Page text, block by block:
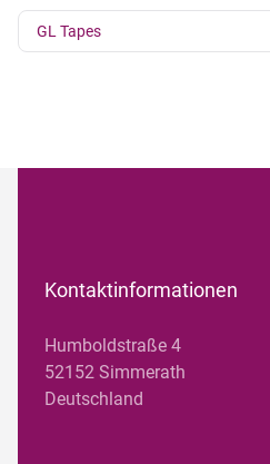
GL Tapes
Kontaktinformationen
Humboldstraße 4
52152 Simmerath
Deutschland